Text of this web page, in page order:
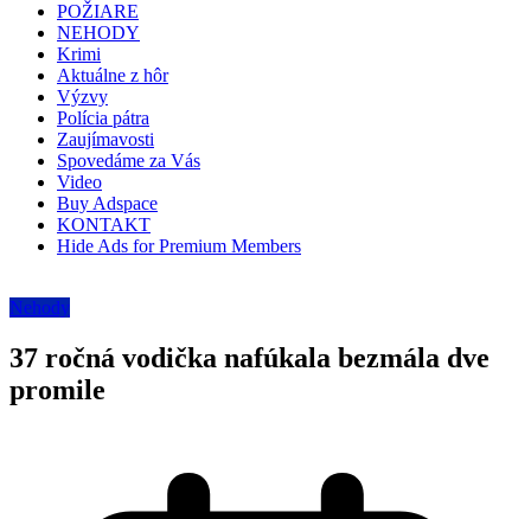
POŽIARE
NEHODY
Krimi
Aktuálne z hôr
Výzvy
Polícia pátra
Zaujímavosti
Spovedáme za Vás
Video
Buy Adspace
KONTAKT
Hide Ads for Premium Members
Nehody
37 ročná vodička nafúkala bezmála dve
promile